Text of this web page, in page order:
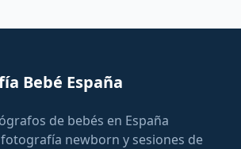
Bebé España
de bebés en España
newborn y sesiones de